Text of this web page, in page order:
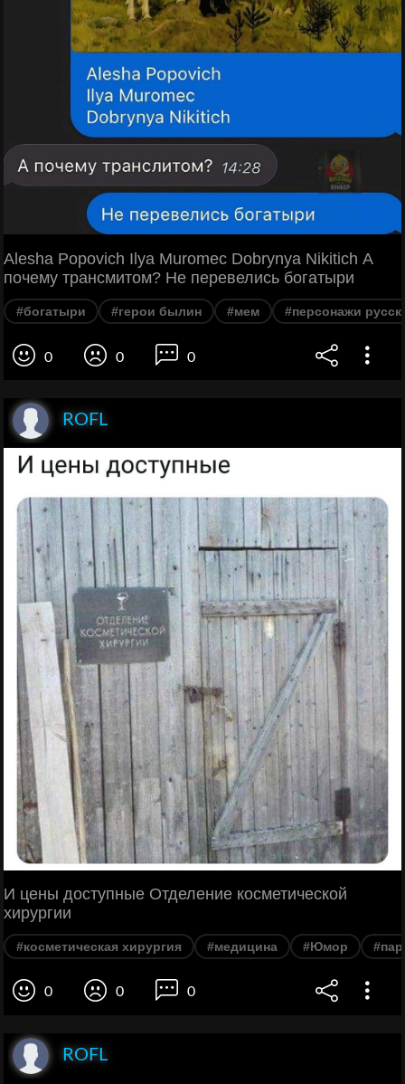
Alesha Popovich Ilya Muromec Dobrynya Nikitich А
почему трансмитом? Не перевелись богатыри
#богатыри #герои былин #мем #персонажи
0 0 0
ROFL
И цены доступные Отделение косметической
хирургии
#косметическая хирургия #медицина #Юмор
0 0 0
ROFL